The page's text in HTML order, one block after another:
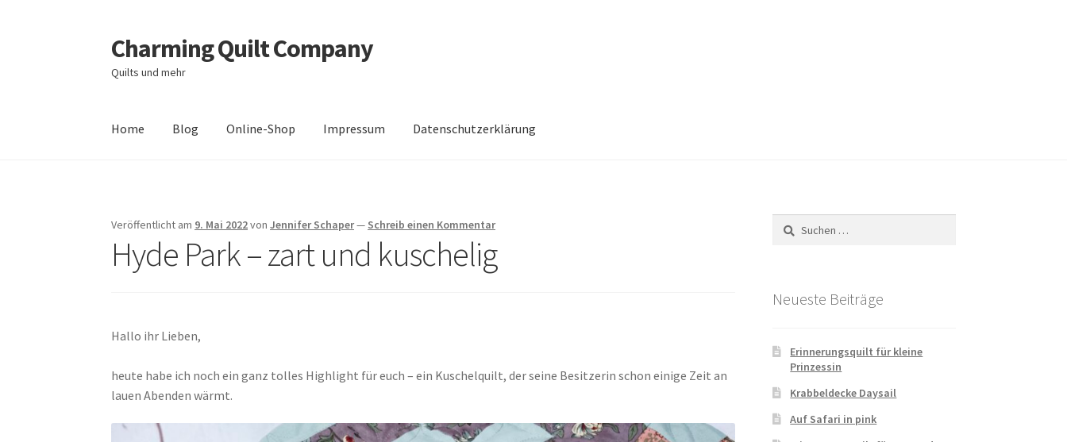
Zur
Navigation
springen
Zum
Inhalt
springen
Charming Quilt Company
Quilts und mehr
Home Blog Online-Shop Impressum Datenschutzerklärung
Zahlungsarten
Veröffentlicht am 9. Mai 2022vonJennifer Schaper— Schreib einen Kommentar
Hyde Park – zart und kuschelig
Hallo ihr Lieben,
heute habe ich noch ein ganz tolles Highlight für euch – ein Kuschelquilt, der seine Besitzerin schon einige Zeit an
lauen Abenden wärmt.
Suchen
nach:
Neueste Beiträge
Erinnerungsquilt für kleine
Prinzessin
Krabbeldecke Daysail
Auf Safari in pink